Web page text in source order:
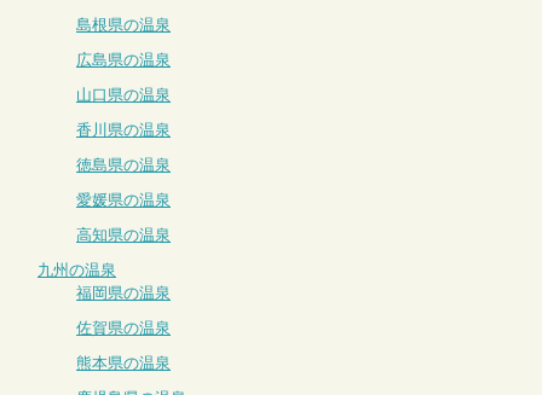
島根県の温泉
広島県の温泉
山口県の温泉
香川県の温泉
徳島県の温泉
愛媛県の温泉
高知県の温泉
九州の温泉
福岡県の温泉
佐賀県の温泉
熊本県の温泉